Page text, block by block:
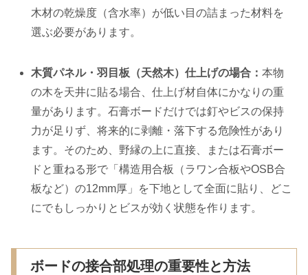
木材の乾燥度（含水率）が低い目の詰まった材料を
選ぶ必要があります。
木質パネル・羽目板（天然木）仕上げの場合：本物
の木を天井に貼る場合、仕上げ材自体にかなりの重
量があります。石膏ボードだけでは釘やビスの保持
力が足りず、将来的に剥離・落下する危険性があり
ます。そのため、野縁の上に直接、または石膏ボー
ドと重ねる形で「構造用合板（ラワン合板やOSB合
板など）の12mm厚」を下地として全面に貼り、どこ
にでもしっかりとビスが効く状態を作ります。
ボードの接合部処理の重要性と方法